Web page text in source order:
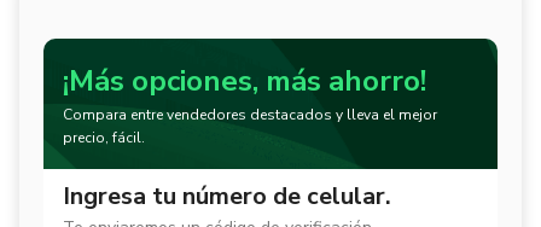
¡Más opciones, más ahorro!
Compara entre vendedores destacados y lleva el mejor
precio, fácil.
Ingresa tu número de celular.